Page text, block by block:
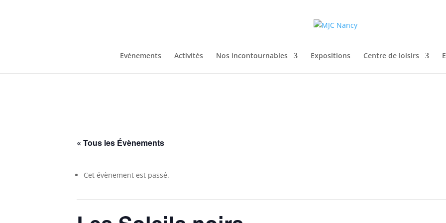
Evénements Activités Nos incontournables Expositions Centre de loisirs
« Tous les Évènements
Cet évènement est passé.